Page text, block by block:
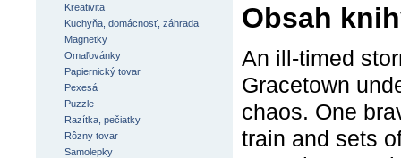
Obsah
An ill-timed
Gracetown
chaos. One
train and sets
Kreativita
Kuchyňa, domácnosť, záhrada
Magnetky
Omaľovánky
Papiernický tovar
Pexesá
Puzzle
Razítka, pečiatky
Rôzny tovar
Samolepky